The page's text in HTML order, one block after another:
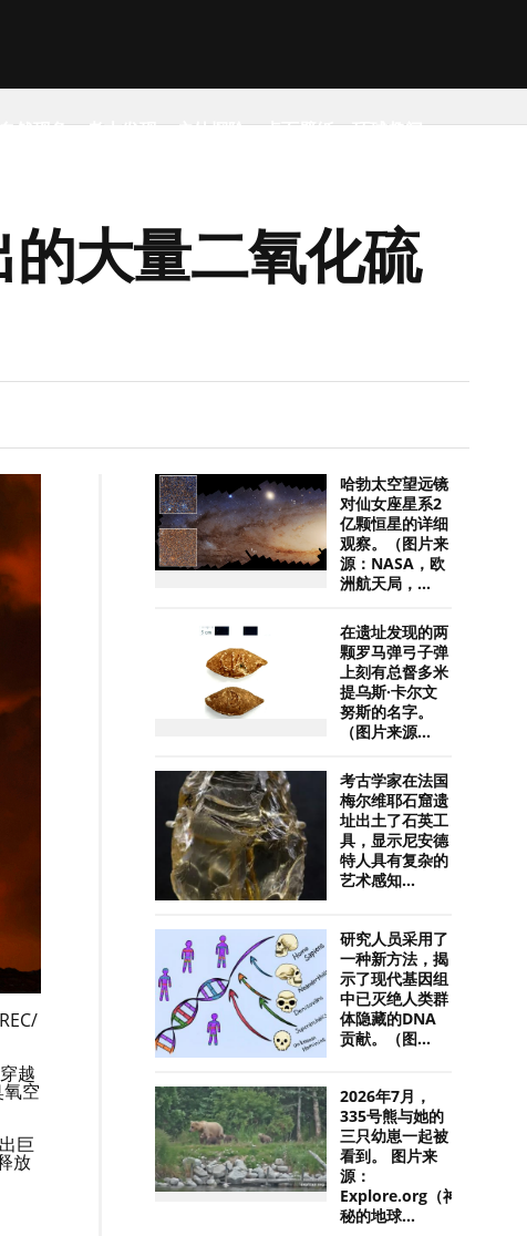
然现象 考古发现 户外探险 桌面壁纸 环球趣闻
大量二氧化硫
越
空
巨
放
哈勃太空望远镜
对仙女座星系2
亿颗恒星的详细
观察。（图片来
源：NASA，欧
洲航天局，...
在遗址发现的两
颗罗马弹弓子弹
上刻有总督多米
提乌斯·卡尔文
努斯的名字。
（图片来源...
考古学家在法国
梅尔维耶石窟遗
址出土了石英工
具，显示尼安德
特人具有复杂的
艺术感知...
研究人员采用了
一种新方法，揭
示了现代基因组
中已灭绝人类群
体隐藏的DNA
贡献。（图...
2026年7月，
335号熊与她的
三只幼崽一起被
看到。 图片来
源：
Explore.org（神
秘的地球...